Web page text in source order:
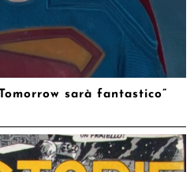
sarà fantastico”